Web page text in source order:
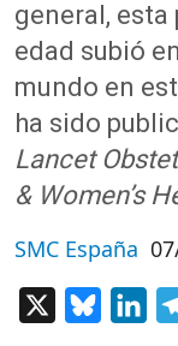
general,
edad subió
mundo en
ha sido
Lancet
& Women’s
SMC España
Bluesky